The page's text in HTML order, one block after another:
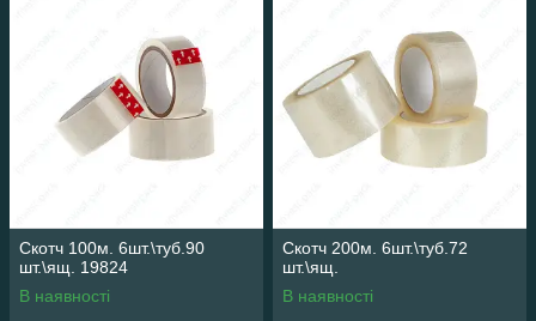
Скотч 100м. 6шт.\туб.90
шт.\ящ. 19824
В наявності
Скотч 200м. 6шт.\туб.72
шт.\ящ.
В наявності